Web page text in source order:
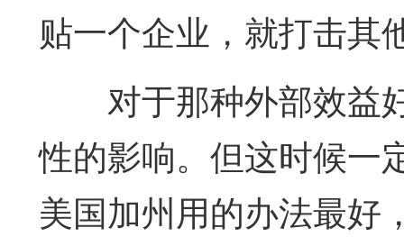
贴一个企业，就打击其
对于那种外部效益
性的影响。但这时候一
美国加州用的办法最好